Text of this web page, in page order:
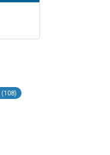
(108)